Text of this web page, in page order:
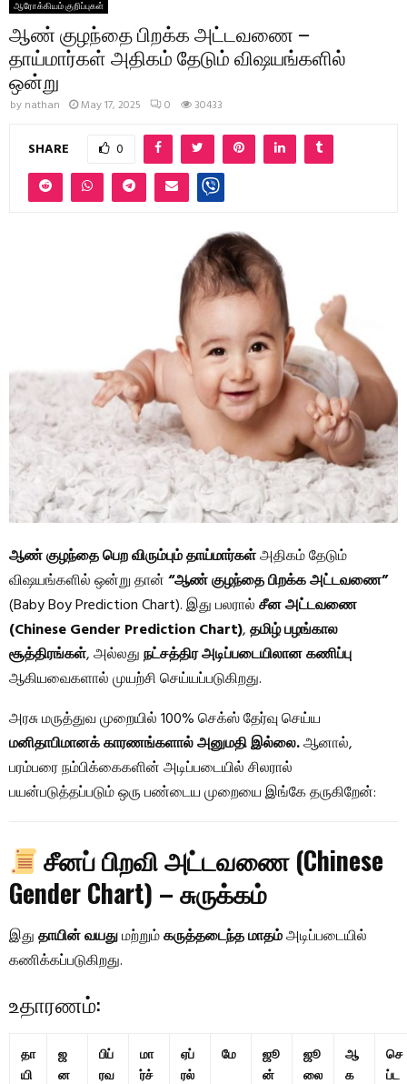
ஆரோக்கியம் குறிப்புகள்
ஆண் குழந்தை பிறக்க அட்டவணை –
தாய்மார்கள் அதிகம் தேடும் விஷயங்களில்
ஒன்று
by nathan May 17, 2025 0 30433
SHARE 0
ஆண் குழந்தை பெற விரும்பும் தாய்மார்கள்அதிகம் தேடும்
விஷயங்களில் ஒன்று தான்“ஆண் குழந்தை பிறக்க அட்டவணை”
(Baby Boy Prediction Chart). இது பலரால்சீன அட்டவணை
(Chinese Gender Prediction Chart),தமிழ் பழங்கால
சூத்திரங்கள், அல்லதுநட்சத்திர அடிப்படையிலான கணிப்பு
ஆகியவைகளால் முயற்சி செய்யப்படுகிறது.
அரசு மருத்துவ முறையில் 100% செக்ஸ் தேர்வு செய்ய
மனிதாபிமானக் காரணங்களால் அனுமதி இல்லை.ஆனால்,
பரம்பரை நம்பிக்கைகளின் அடிப்படையில் சிலரால்
பயன்படுத்தப்படும் ஒரு பண்டைய முறையை இங்கே தருகிறேன்:
சீனப் பிறவி அட்டவணை (Chinese
Gender Chart) – சுருக்கம்
இதுதாயின் வயதுமற்றும்கருத்தடைந்த மாதம்அடிப்படையில்
கணிக்கப்படுகிறது.
உதாரணம்:
தா
யி
ஜ
ன
பிப்
ரவ
மா
ர்ச்
ஏப்
ரல்
மே
ஜூ
ன்
ஜூ
லை
ஆ
க
செ
ப்ட